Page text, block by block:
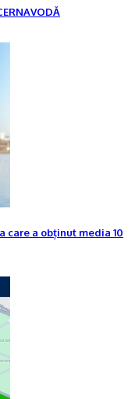
care a obținut media 10